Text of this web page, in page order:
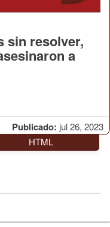
Publicado: jul 26, 2023
sin resolver,
a
HTML